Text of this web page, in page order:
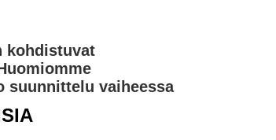
kohdistuvat
suunnittelu vaiheessa